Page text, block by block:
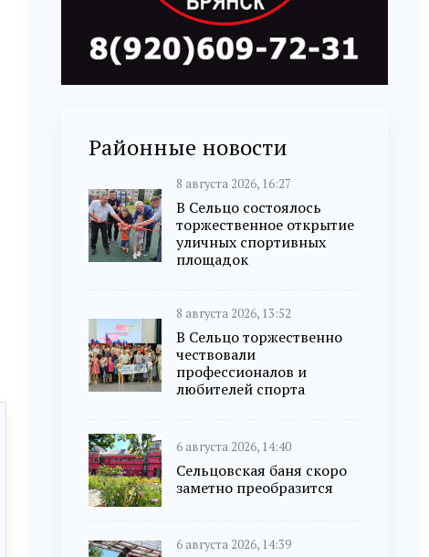
Районные новости
8 августа 2026, 16:27
В Сельцо состоялось
торжественное открытие
уличных спортивных
площадок
8 августа 2026, 13:52
В Сельцо торжественно
чествовали
профессионалов и
любителей спорта
6 августа 2026, 14:40
Сельцовская баня скоро
заметно преобразится
6 августа 2026, 14:39